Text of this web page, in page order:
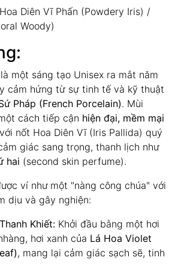
Diên Vĩ Phấn (Powdery Iris) /
Woody)
một sáng tạo Unisex ra mắt năm
cảm hứng từ sự tinh tế và kỹ thuật
Pháp (French Porcelain). Mùi
cách tiếp cận hiện đại, mềm mại
nốt Hoa Diên Vĩ (Iris Pallida) quý
giác sang trọng, thanh lịch như
hai (second skin perfume).
ví như một "nàng công chúa" với
dịu và gây nghiện:
Khiết: Khởi đầu bằng một hơi
hơi xanh của Lá Hoa Violet
, mang lại cảm giác sạch sẽ, tinh